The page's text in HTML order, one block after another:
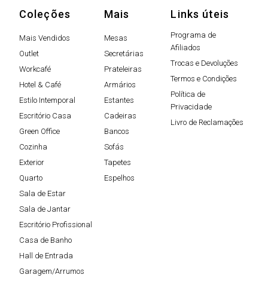
Coleções
Mais Vendidos
Outlet
Workcafé
Hotel & Café
Estilo Intemporal
Escritório Casa
Green Office
Cozinha
Exterior
Quarto
Sala de Estar
Sala de Jantar
Escritório Profissional
Casa de Banho
Hall de Entrada
Garagem/Arrumos
Mais
Mesas
Secretárias
Prateleiras
Armários
Estantes
Cadeiras
Bancos
Sofás
Tapetes
Espelhos
Links úteis
Programa de
Afiliados
Trocas e Devoluções
Termos e Condições
Política de
Privacidade
Livro de Reclamações